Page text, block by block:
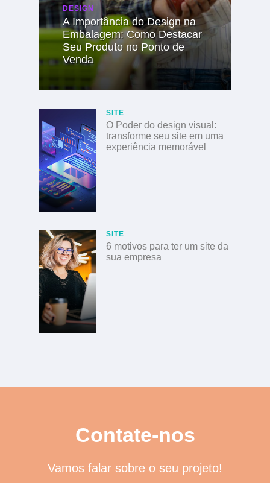
DESIGN
A Importância do Design na
Embalagem: Como Destacar
Seu Produto no Ponto de
Venda
SITE
O Poder do design visual:
transforme seu site em uma
experiência memorável
SITE
6 motivos para ter um site da
sua empresa
Contate-nos
Vamos falar sobre o seu projeto!